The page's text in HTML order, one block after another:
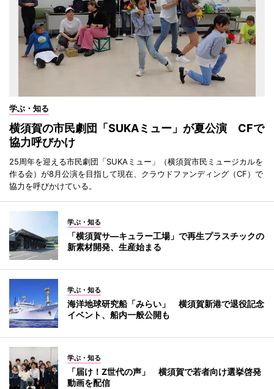
学ぶ・知る
横須賀の市民劇団「SUKAミュー」が夏公演 CFで
協力呼びかけ
25周年を迎える市民劇団「SUKAミュー」（横須賀市民ミュージカルを
作る会）が8月公演を目指して現在、クラウドファンディング（CF）で
協力を呼びかけている。
学ぶ・知る
「横須賀サ―キュラー工場」で再生プラスチックの
新素材開発、生産始まる
学ぶ・知る
海洋地球研究船「みらい」 横須賀新港で退役記念
イベント、船内一般公開も
学ぶ・知る
「届け！Z世代の声」 横須賀で若者向け選挙啓発
動画を配信